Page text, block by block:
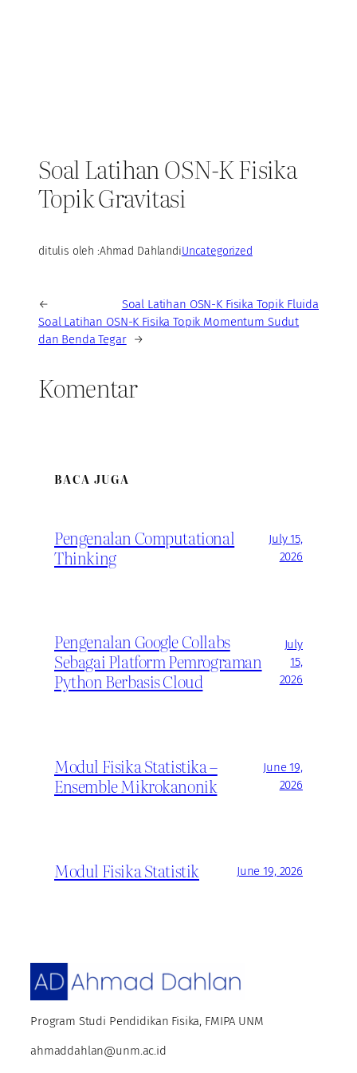
Soal Latihan OSN-K Fisika
Topik Gravitasi
ditulis oleh :Ahmad DahlandiUncategorized
←
Soal Latihan OSN-K Fisika Topik Fluida
Soal Latihan OSN-K Fisika Topik Momentum Sudut
dan Benda Tegar →
Komentar
BACA JUGA
Pengenalan Computational
Thinking
July 15,
2026
Pengenalan Google Collabs
Sebagai Platform Pemrograman
Python Berbasis Cloud
July
15,
2026
Modul Fisika Statistika –
Ensemble Mikrokanonik
June 19,
2026
Modul Fisika Statistik June 19, 2026
Program Studi Pendidikan Fisika, FMIPA UNM
ahmaddahlan@unm.ac.id